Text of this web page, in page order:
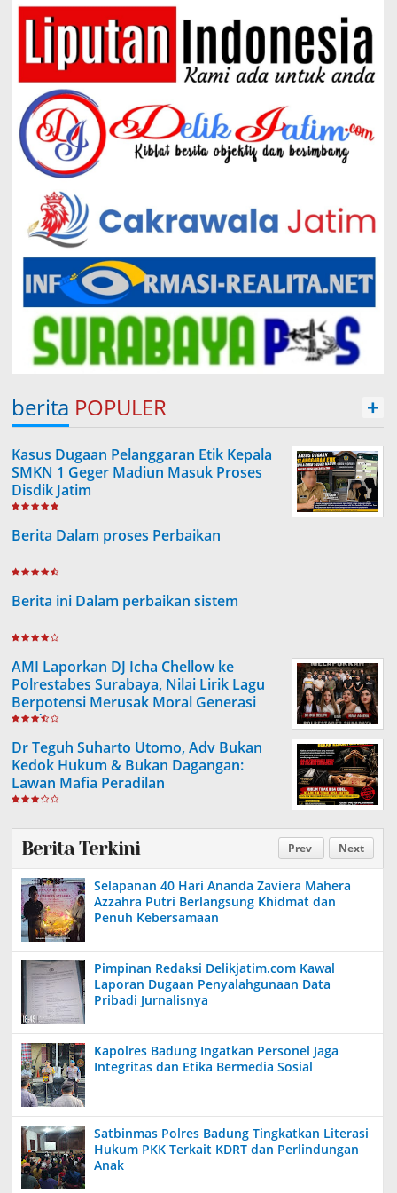
berita POPULER +
Kasus Dugaan Pelanggaran Etik Kepala
SMKN 1 Geger Madiun Masuk Proses
Disdik Jatim
Berita Dalam proses Perbaikan
Berita ini Dalam perbaikan sistem
AMI Laporkan DJ Icha Chellow ke
Polrestabes Surabaya, Nilai Lirik Lagu
Berpotensi Merusak Moral Generasi
Muda
Dr Teguh Suharto Utomo, Adv Bukan
Kedok Hukum & Bukan Dagangan:
Lawan Mafia Peradilan
Prev Next
Berita Terkini
Selapanan 40 Hari Ananda Zaviera Mahera
Azzahra Putri Berlangsung Khidmat dan
Penuh Kebersamaan
Pimpinan Redaksi Delikjatim.com Kawal
Laporan Dugaan Penyalahgunaan Data
Pribadi Jurnalisnya
Kapolres Badung Ingatkan Personel Jaga
Integritas dan Etika Bermedia Sosial
Satbinmas Polres Badung Tingkatkan Literasi
Hukum PKK Terkait KDRT dan Perlindungan
Anak